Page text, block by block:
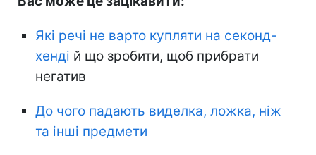
Які речі не варто купляти на секонд-
хенді й що зробити, щоб прибрати
негатив
До чого падають виделка, ложка, ніж
та інші предмети